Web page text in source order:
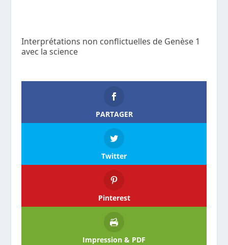
Interprétations non conflictuelles de Genèse 1
avec la science
PARTAGER
Twitter
Pinterest
Impression & PDF